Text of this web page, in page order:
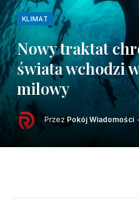
KLIMAT
Nowy traktat
świata wchodzi
milowy
Przez Pokój Wiadomości